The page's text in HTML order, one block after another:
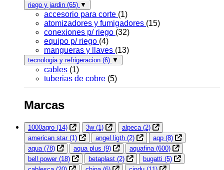
riego y jardin (65) ▼
accesorio para corte (1)
atomizadores y fumigadores (15)
conexiones p/ riego (32)
equipo p/ riego (4)
mangueras y llaves (13)
tecnologia y refrigeracion (6) ▼
cables (1)
tuberias de cobre (5)
Marcas
1000agro (14) 3w (1) alpeca (2)
american star (1) angel ligth (2) aqp (8)
aqua (78) aqua plus (9) aquafina (600)
bell power (18) betaplast (2) bugatti (5)